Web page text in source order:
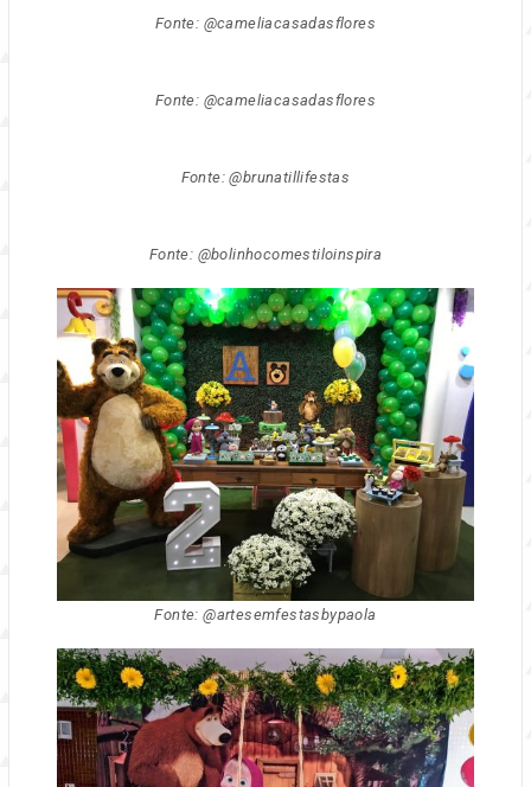
Fonte: @cameliacasadasflores
Fonte: @cameliacasadasflores
Fonte: @brunatillifestas
Fonte: @bolinhocomestiloinspira
Fonte: @artesemfestasbypaola